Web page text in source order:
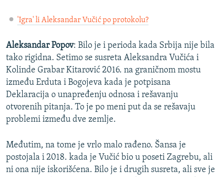
'Igra' li Aleksandar Vučić po protokolu?
Aleksandar Popov: Bilo je i perioda kada Srbija nije bila
tako rigidna. Setimo se susreta Aleksandra Vučića i
Kolinde Grabar Kitarović 2016. na graničnom mostu
između Erduta i Bogojeva kada je potpisana
Deklaracija o unapređenju odnosa i rešavanju
otvorenih pitanja. To je po meni put da se rešavaju
problemi između dve zemlje.
Međutim, na tome je vrlo malo rađeno. Šansa je
postojala i 2018. kada je Vučić bio u poseti Zagrebu, ali
ni ona nije iskorišćena. Bilo je i drugih susreta, ali sve je